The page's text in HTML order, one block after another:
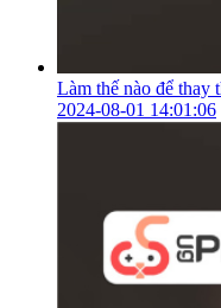
Làm thế nào để thay
2024-08-01 14:01:06